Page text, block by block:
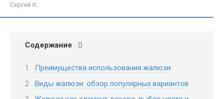
Сергей К.
Содержание
Преимущества использования жалюзи
Виды жалюзи: обзор популярных вариантов